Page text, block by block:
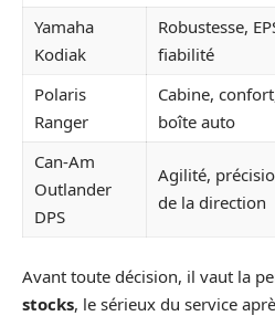
Yamaha
Kodiak
Robustesse,
fiabilité
Polaris
Ranger
Cabine,
boîte auto
Can-Am
Outlander
DPS
Agilité,
de la direction
Avant toute décision, il vaut la
stocks, le sérieux du service